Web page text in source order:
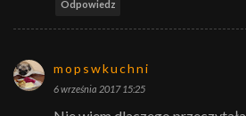
Odpowiedz
mopswkuchni
6 września 2017 15:25